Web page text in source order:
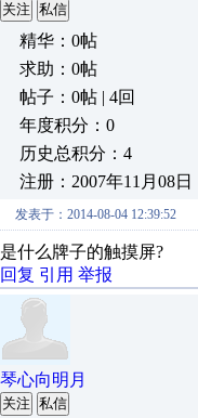
关注 私信
精华：0帖
求助：0帖
帖子：0帖 | 4回
年度积分：0
历史总积分：4
注册：2007年11月08日
发表于：2014-08-04 12:39:52
是什么牌子的触摸屏?
回复 引用 举报
琴心向明月
关注 私信